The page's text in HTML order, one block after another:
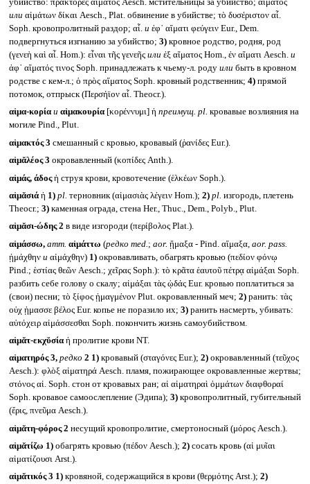
убийство: πράκτορες αἵματος Aesch. мстительницы за убийство; αἵματος
или αἱμάτων δίκαι Aesch., Plat. обвинение в убийстве; τὸ δυσέριστον αἷ.
Soph. кровопролитный раздор; αἷ. и ἐφ᾽ αἵματι φεύγειν Eur., Dem.
подвергнуться изгнанию за убийство; 3)кровное родство, родня, род
(γενεὴ καὶ αἷ. Hom.): εἶναι τῆς γενεῆς или ἐξ αἵματος Hom., ἐν αἵματι Aesch. и
ἀφ᾽ αἵματός τινος Soph. принадлежать к чьему-л. роду или быть в кровном
родстве с кем-л.; ὁ πρὸς αἵματος Soph. кровный родственник; 4)прямой
потомок, отпрыск (Περσήϊον αἷ. Theocr.).
αἰμα-κορία и αἱμακουρία [κορέννυμι] ἡ преимущ. pl. кровавые возлияния на
могиле Pind., Plut.
αἱμακτός 3 смешанный с кровью, кровавый (ῥανίδες Eur.).
αἱμᾰλέος 3 окровавленный (κοπίδες Anth.).
αἱμάς, άδοςἡ струя крови, кровотечение (ἑλκέων Soph.).
αἱμᾰσιά ἡ 1) pl. терновник (αἱμασιὰς λέγειν Hom.); 2) pl. изгородь, плетень
Theocr.; 3)каменная ограда, стена Her., Thuc., Dem., Polyb., Plut.
αἱμᾰσι-ώδης 2 в виде изгороди (περίβολος Plat.).
αἱμάσσω, атт. αἱμάττω (редко med. ; aor. ᾕμαξα - Pind. αἵμαξα, aor. pass.
ᾑμάχθην и αἱμάχθην) 1)окровавливать, обагрять кровью (πεδίον φόνῳ
Pind.; ἑστίας θεῶν Aesch.; χεῖρας Soph.): τὸ κρᾶτα ἑαυτοῦ πέτρᾳ αἱμάξαι Soph.
разбить себе голову о скалу; αἱμάξαι τὰς ᾠδάς Eur. кровью поплатиться за
(свои) песни; τὸ ξίφος ᾑμαγμένον Plut. окровавленный меч; 2)ранить: τὰς
οὐχ ᾑμασσε βέλος Eur. копье не поразило их; 3)ранить насмерть, убивать:
αὐτόχειρ αἱμάσσεσθαι Soph. покончить жизнь самоубийством.
αἱμᾰτ-εκχῠσία ἡ пролитие крови NT.
αἱματηρός 3, редко 2 1)кровавый (σταγόνες Eur.); 2)окровавленный (τεῦχος
Aesch.): φλὸξ αἱματηρά Aesch. пламя, пожирающее окровавленные жертвы;
στόνος αἱ. Soph. стон от кровавых ран; αἱ αἱματηραὶ ὀμμάτων διαφθοραί
Soph. кровавое самоослепление (Эдипа); 3)кровопролитный, губительный
(ἔρις, πνεῦμα Aesch.).
αἱμᾰτη-φόρος 2 несущий кровопролитие, смертоносный (μόρος Aesch.).
αἱμᾰτίζω 1)обагрять кровью (πέδον Aesch.); 2)сосать кровь (αἱ μυῖαι
αἱματίζουσι Arst.).
αἱμᾰτικός 3 1)кровяной, содержащийся в крови (θερμότης Arst.); 2)